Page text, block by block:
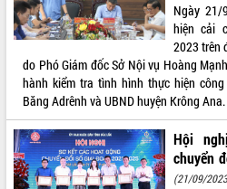
SỞ, BAN, NGÀNH
THÔNG TIN CHỈ ĐẠO ĐIỀU HÀNH
HỆ THỐNG VĂN BẢN
VĂN BẢN HĐND TỈNH
Ngày
hiện cải
2023 trên
do Phó Giám đốc Sở Nội vụ Hoàng
hành kiểm tra tình hình thực hiện công
Băng Adrênh và UBND huyện Krông Ana.
Hội
chuyển
(21/09/